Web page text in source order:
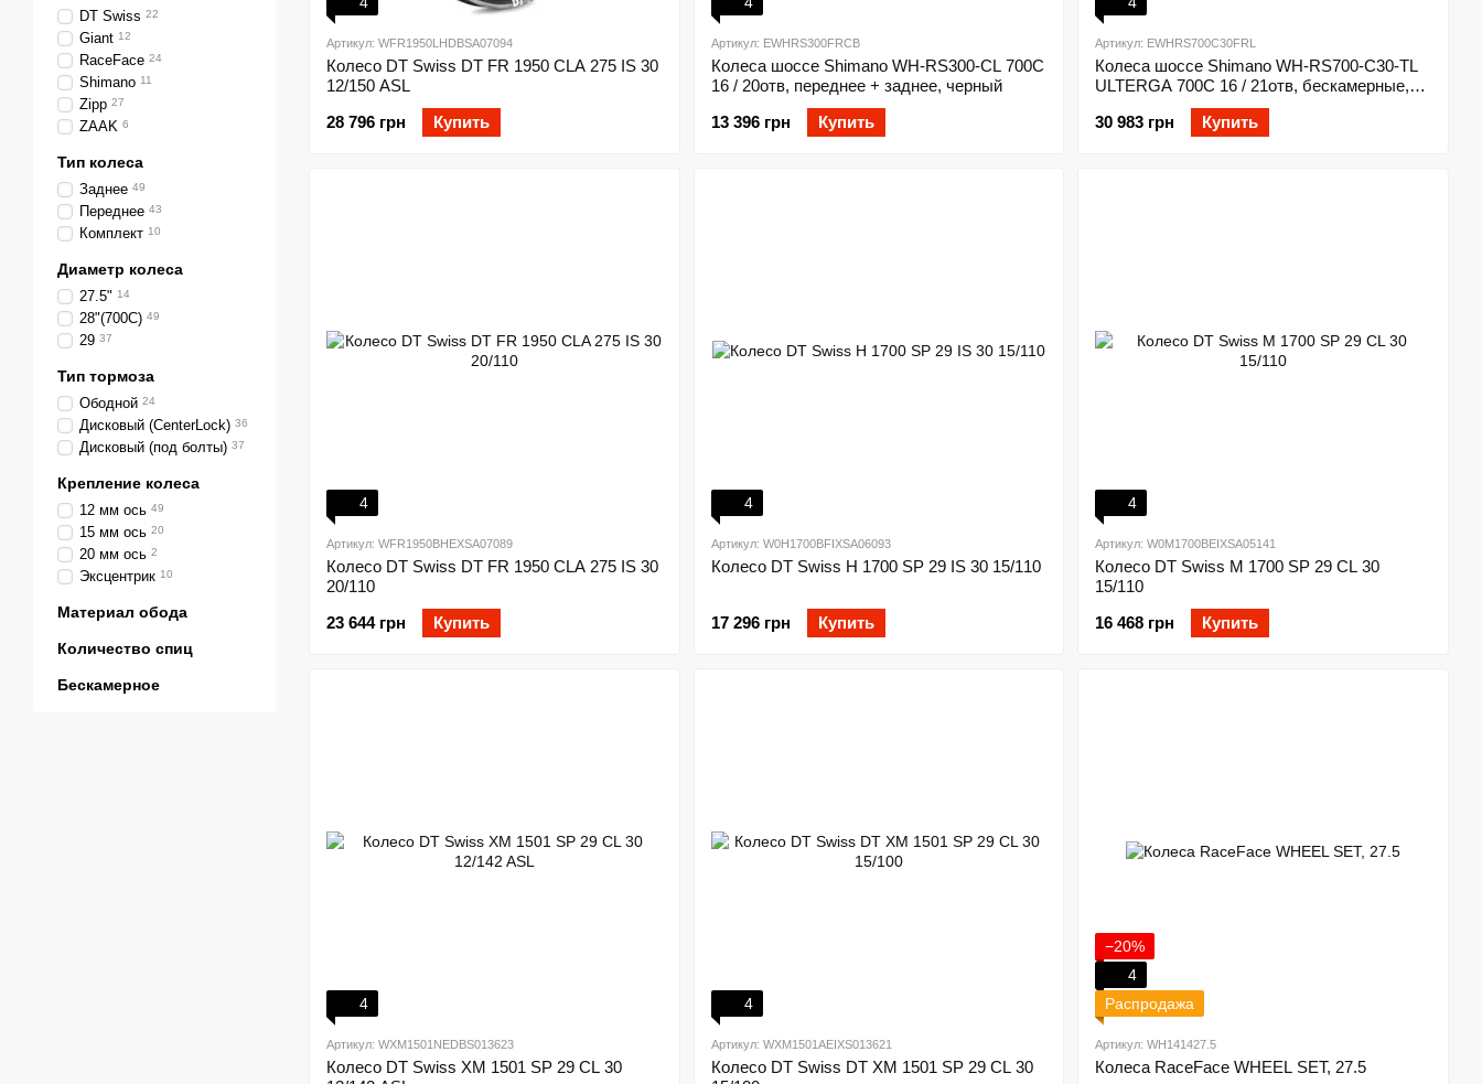
Артикул: WFR1950LHDBSA07094
Колесо DT Swiss DT FR 1950 CLA 275 IS 30
12/150 ASL
28 796 грн
Купить
Артикул: EWHRS300FRCB
Колеса шоссе Shimano WH-RS300-CL 700C
16 / 20отв, переднее + заднее, черный
13 396 грн
Купить
Артикул: EWHRS700C30FRL
Колеса шоссе Shimano WH-RS700-C30-TL
ULTERGA 700С 16 / 21отв, бескамерные,
переднее + заднее, черный
30 983 грн
Купить
4
Артикул: WFR1950BHEXSA07089
Колесо DT Swiss DT FR 1950 CLA 275 IS 30
20/110
23 644 грн
Купить
4
Артикул: W0H1700BFIXSA06093
Колесо DT Swiss H 1700 SP 29 IS 30 15/110
17 296 грн Купить
4
Артикул: W0M1700BEIXSA05141
Колесо DT Swiss M 1700 SP 29 CL 30
15/110
16 468 грн
Купить
4
Артикул: WXM1501NEDBS013623
Колесо DT Swiss XM 1501 SP 29 CL 30
4
Артикул: WXM1501AEIXS013621
Колесо DT Swiss DT XM 1501 SP 29 CL 30
−20%
4
Распродажа
Артикул: WH141427.5
Колеса RaceFace WHEEL SET, 27.5
DT Swiss 22
Giant 12
RaceFace 24
Shimano 11
Zipp 27
ZAAK 6
Тип колеса
Заднее 49
Переднее 43
Комплект 10
Диаметр колеса
27.5" 14
28"(700C) 49
29 37
Тип тормоза
Ободной 24
Дисковый (CenterLock) 36
Дисковый (под болты) 37
Крепление колеса
12 мм ось 49
15 мм ось 20
20 мм ось 2
Эксцентрик 10
Материал обода
Количество спиц
Бескамерное